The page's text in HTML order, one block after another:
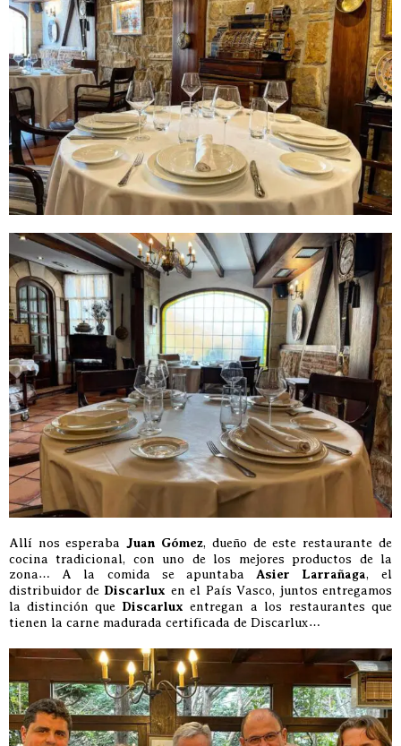
Allí nos esperaba Juan Gómez, dueño de este restaurante de
cocina tradicional, con uno de los mejores productos de la
zona… A la comida se apuntaba Asier Larrañaga, el
distribuidor de Discarlux en el País Vasco, juntos entregamos
la distinción que Discarlux entregan a los restaurantes que
tienen la carne madurada certificada de Discarlux…